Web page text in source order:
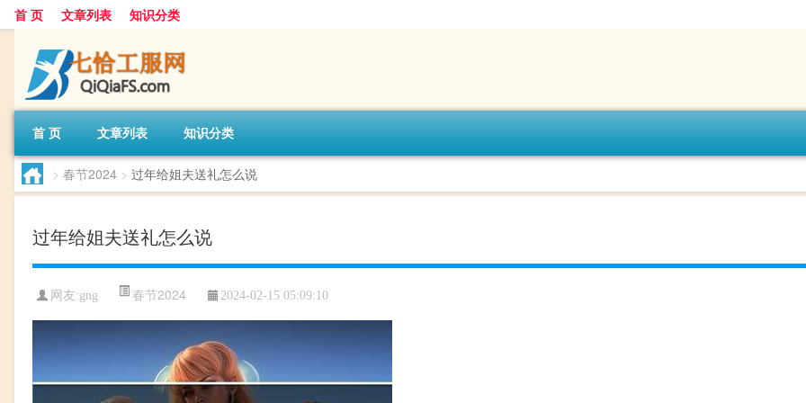
首 页 文章列表 知识分类
首 页 文章列表 知识分类
> 春节2024 > 过年给姐夫送礼怎么说
过年给姐夫送礼怎么说
网友:gng 春节2024 2024-02-15 05:09:10